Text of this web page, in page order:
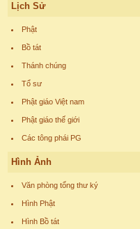
Lịch Sử
Phật
Bồ tát
Thánh chúng
Tổ sư
Phật giáo Việt nam
Phật giáo thế giới
Các tông phái PG
Hình Ảnh
Văn phòng tổng thư ký
Hình Phật
Hình Bồ tát